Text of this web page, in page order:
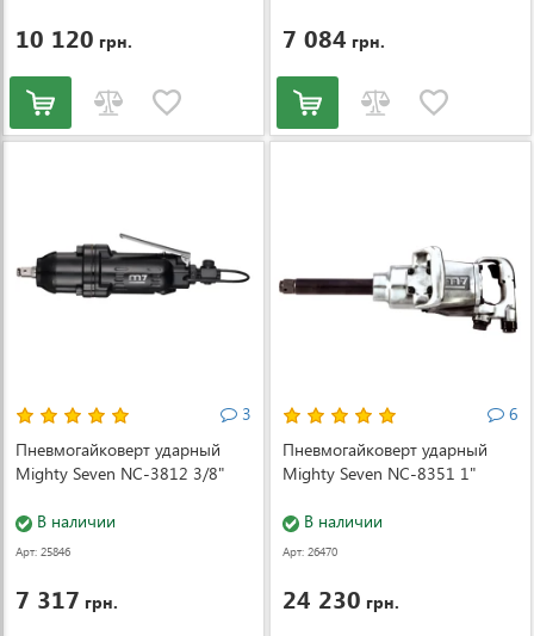
10 120 грн. 7 084 грн.
3
Пневмогайковерт ударный
Mighty Seven NC-3812 3/8"
В наличии
Арт: 25846
7 317 грн.
6
Пневмогайковерт ударный
Mighty Seven NC-8351 1"
В наличии
Арт: 26470
24 230 грн.